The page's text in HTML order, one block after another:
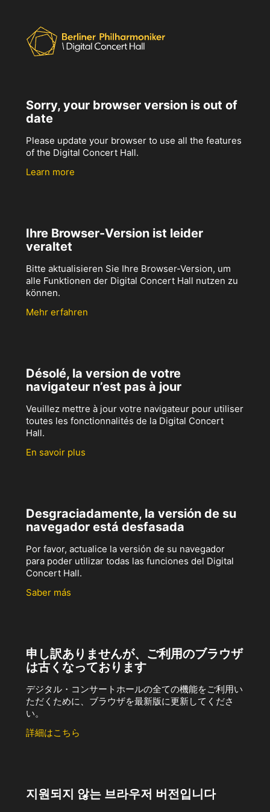
Sorry, your browser version is out of
date
Please update your browser to use all the features
of the Digital Concert Hall.
Learn more
Ihre Browser-Version ist leider
veraltet
Bitte aktualisieren Sie Ihre Browser-Version, um
alle Funktionen der Digital Concert Hall nutzen zu
können.
Mehr erfahren
Désolé, la version de votre
navigateur n’est pas à jour
Veuillez mettre à jour votre navigateur pour utiliser
toutes les fonctionnalités de la Digital Concert
Hall.
En savoir plus
Desgraciadamente, la versión de su
navegador está desfasada
Por favor, actualice la versión de su navegador
para poder utilizar todas las funciones del Digital
Concert Hall.
Saber más
申し訳ありませんが、ご利用のブラウザ
は古くなっております
デジタル・コンサートホールの全ての機能をご利用い
ただくために、ブラウザを最新版に更新してくださ
い。
詳細はこちら
지원되지 않는 브라우저 버전입니다